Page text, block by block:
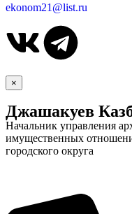
ekonom21@list.ru
×
Джашакуев
Начальник управления
имущественных
городского округа